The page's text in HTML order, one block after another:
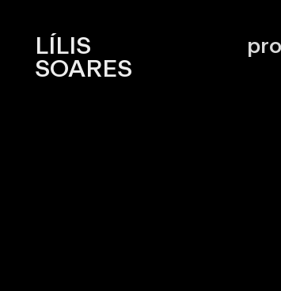
LÍLIS
SOARES
LILIS SOARES